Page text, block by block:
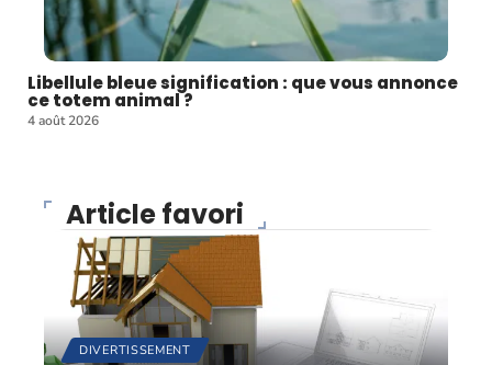
Libellule bleue signification : que vous annonce
ce totem animal ?
4 août 2026
Article favori
DIVERTISSEMENT